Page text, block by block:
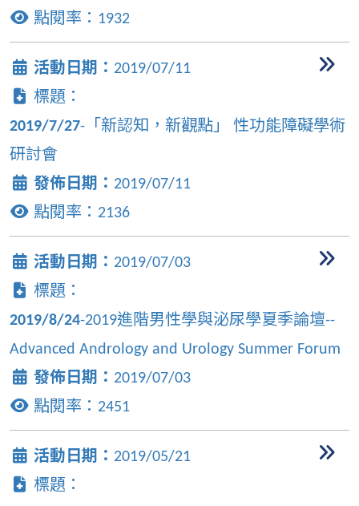
點閱率： 1932
活動日期： 2019/07/11
標題：
2019/7/27-「新認知，新觀點」 性功能障礙學術
研討會
發佈日期： 2019/07/11
點閱率： 2136
活動日期： 2019/07/03
標題：
2019/8/24-2019進階男性學與泌尿學夏季論壇--
Advanced Andrology and Urology Summer Forum
發佈日期： 2019/07/03
點閱率： 2451
活動日期： 2019/05/21
標題：